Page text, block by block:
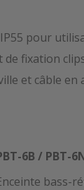
pour
de fixation
et câble en
6B / PBT-
bass-